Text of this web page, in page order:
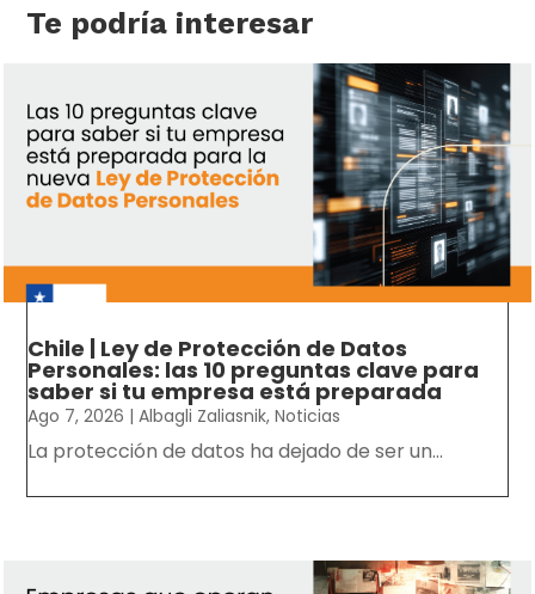
Te podría interesar
Chile | Ley de Protección de Datos
Personales: las 10 preguntas clave para
saber si tu empresa está preparada
Ago 7, 2026 |Albagli Zaliasnik,Noticias
La protección de datos ha dejado de ser un...